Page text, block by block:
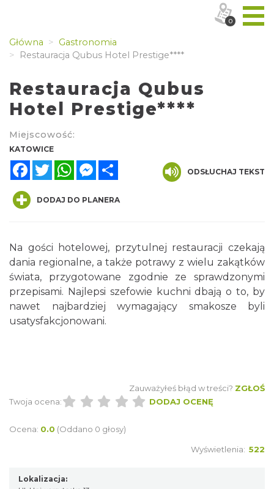
Główna
Gastronomia
Restauracja Qubus Hotel Prestige****
Restauracja Qubus
Hotel Prestige****
Miejscowość:
KATOWICE
FacebookTwitterWhatsAppMessenger
ODSŁUCHAJ TEKST
DODAJ DO PLANERA
Na gości hotelowej, przytulnej restauracji czekają
dania regionalne, a także potrawy z wielu zakątków
świata, przygotowane zgodnie ze sprawdzonymi
przepisami. Najlepsi szefowie kuchni dbają o to, by
nawet najbardziej wymagający smakosze byli
usatysfakcjonowani.
Zauważyłeś błąd w treści? ZGŁOŚ
Twoja ocena:
DODAJ OCENĘ
Ocena: 0.0 (Oddano 0 głosy)
Wyświetlenia: 522
Lokalizacja:
0